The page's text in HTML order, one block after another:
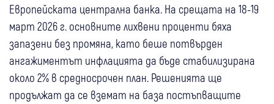
Европейската централна банка. На срещата на 18-19
март 2026 г. основните лихвени проценти бяха
запазени без промяна, като беше потвърден
ангажиментът инфлацията да бъде стабилизирана
около 2% в средносрочен план. Решенията ще
продължат да се вземат на база постъпващите